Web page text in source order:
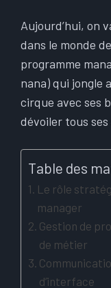
Aujourd’hui, on
dans le monde
programme
nana) qui jongle
cirque avec ses
dévoiler tous
Table des
Le rôle
manager
Gestion de
de métier
d’interface